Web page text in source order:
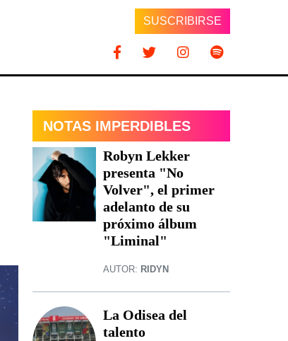
SUSCRIBIRSE
NOTAS IMPERDIBLES
Robyn Lekker
presenta "No
Volver", el primer
adelanto de su
próximo álbum
"Liminal"
AUTOR: RIDYN
La Odisea del
talento